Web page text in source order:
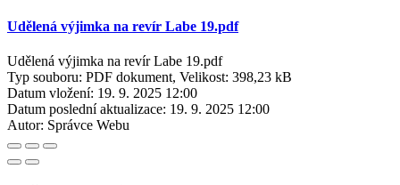
Udělená výjimka na revír Labe 19.pdf
Udělená výjimka na revír Labe 19.pdf
Typ souboru: PDF dokument, Velikost: 398,23 kB
Datum vložení: 19. 9. 2025 12:00
Datum poslední aktualizace: 19. 9. 2025 12:00
Autor: Správce Webu